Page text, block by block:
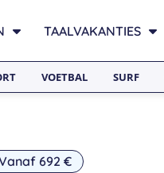
TAALVAKANTIES
VOETBAL SURF
692 €